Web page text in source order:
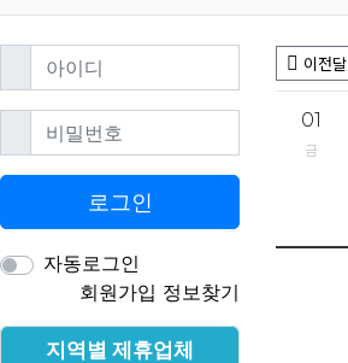
이전달
01
금
아이디필수
비밀번호필수
로그인
자동로그인
회원가입 정보찾기
지역별 제휴업체